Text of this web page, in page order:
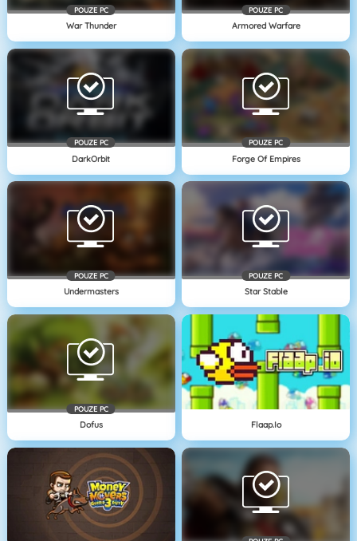
POUZE PC
War Thunder
POUZE PC
Armored Warfare
POUZE PC
DarkOrbit
POUZE PC
Forge Of Empires
POUZE PC
Undermasters
POUZE PC
Star Stable
POUZE PC
Dofus Flaap.io